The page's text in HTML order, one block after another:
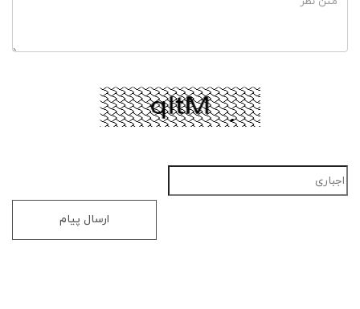
ارسال پیام